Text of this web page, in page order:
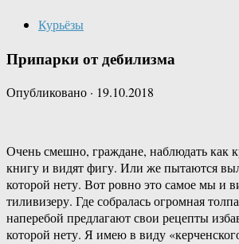
Курьёзы
Припарки от дебилизма
Опубликовано · 19.10.2018
Очень смешно, граждане, наблюдать как
книгу и видят фигу. Или же пытаются
которой нету. Вот ровно это самое мы и
тиливизеру. Где собралась огромная
наперебой предлагают свои рецепты
которой нету. Я имею в виду